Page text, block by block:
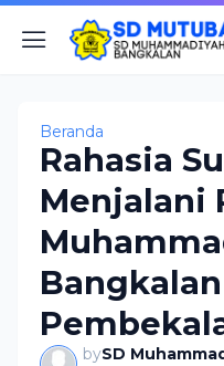
Beranda
Rahasia
Menjalani
bySD